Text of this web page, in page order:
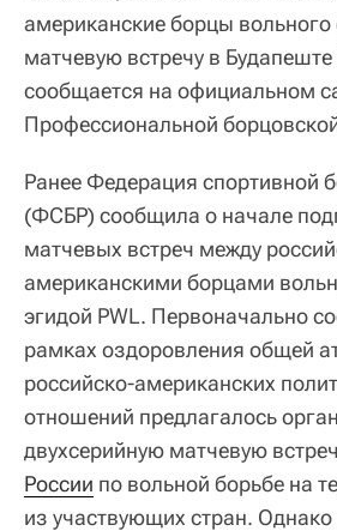
американские борцы вольного
матчевую встречу в
сообщается на официальном
Профессиональной
Ранее Федерация спортивной
(ФСБР) сообщила о начале
матчевых встреч между
американскими борцами
эгидой PWL. Первоначально
рамках оздоровления общей
российско-американских
отношений предлагалось
двухсерийную матчевую
России по вольной борьбе на
из участвующих стран.